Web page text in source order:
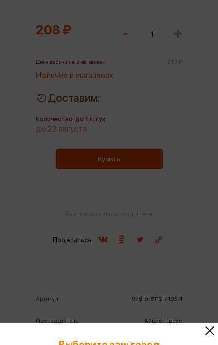
Артикул 978-5-8112-7193-1
Производитель Айрис-Пресс
208 ₽
Цена в розничных магазинах: 219 ₽
Наличие в магазинах
Доставим:
Количество: до 1 штук
до 22 августа
Купить
Поделиться